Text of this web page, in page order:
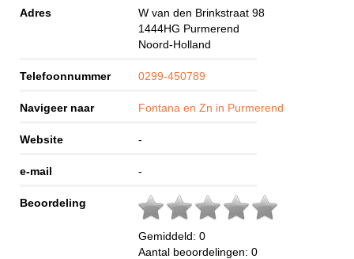
Adres
W van den Brinkstraat 98
1444HG Purmerend
Noord-Holland
Telefoonnummer 0299-450789
Navigeer naar Fontana en Zn in Purmerend
Website -
e-mail -
Beoordeling
Gemiddeld: 0
Aantal beoordelingen: 0